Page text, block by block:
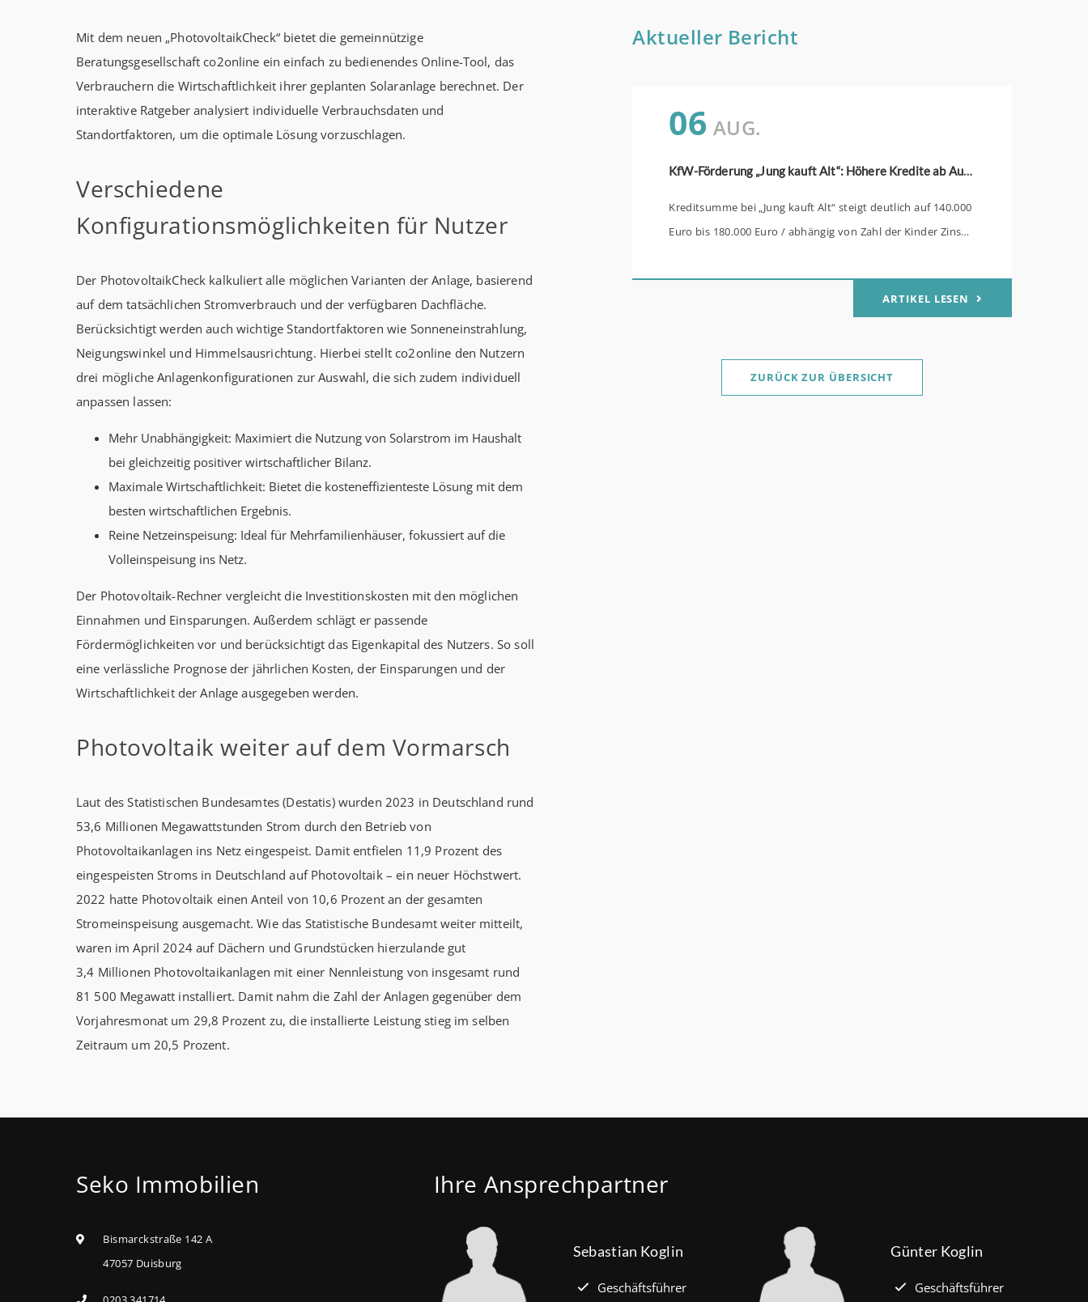
Mit dem neuen „PhotovoltaikCheck“ bietet die gemeinnützige
Beratungsgesellschaft co2online ein einfach zu bedienendes Online-Tool, das
Verbrauchern die Wirtschaftlichkeit ihrer geplanten Solaranlage berechnet. Der
interaktive Ratgeber analysiert individuelle Verbrauchsdaten und
Standortfaktoren, um die optimale Lösung vorzuschlagen.
Verschiedene
Konfigurationsmöglichkeiten für Nutzer
Der PhotovoltaikCheck kalkuliert alle möglichen Varianten der Anlage, basierend
auf dem tatsächlichen Stromverbrauch und der verfügbaren Dachfläche.
Berücksichtigt werden auch wichtige Standortfaktoren wie Sonneneinstrahlung,
Neigungswinkel und Himmelsausrichtung. Hierbei stellt co2online den Nutzern
drei mögliche Anlagenkonfigurationen zur Auswahl, die sich zudem individuell
anpassen lassen:
Mehr Unabhängigkeit: Maximiert die Nutzung von Solarstrom im Haushalt
bei gleichzeitig positiver wirtschaftlicher Bilanz.
Maximale Wirtschaftlichkeit: Bietet die kosteneffizienteste Lösung mit dem
besten wirtschaftlichen Ergebnis.
Reine Netzeinspeisung: Ideal für Mehrfamilienhäuser, fokussiert auf die
Volleinspeisung ins Netz.
Der Photovoltaik-Rechner vergleicht die Investitionskosten mit den möglichen
Einnahmen und Einsparungen. Außerdem schlägt er passende
Fördermöglichkeiten vor und berücksichtigt das Eigenkapital des Nutzers. So soll
eine verlässliche Prognose der jährlichen Kosten, der Einsparungen und der
Wirtschaftlichkeit der Anlage ausgegeben werden.
Photovoltaik weiter auf dem Vormarsch
Laut des Statistischen Bundesamtes (Destatis) wurden 2023 in Deutschland rund
53,6 Millionen Megawattstunden Strom durch den Betrieb von
Photovoltaikanlagen ins Netz eingespeist. Damit entfielen 11,9 Prozent des
eingespeisten Stroms in Deutschland auf Photovoltaik – ein neuer Höchstwert.
2022 hatte Photovoltaik einen Anteil von 10,6 Prozent an der gesamten
Stromeinspeisung ausgemacht. Wie das Statistische Bundesamt weiter mitteilt,
waren im April 2024 auf Dächern und Grundstücken hierzulande gut
3,4 Millionen Photovoltaikanlagen mit einer Nennleistung von insgesamt rund
81 500 Megawatt installiert. Damit nahm die Zahl der Anlagen gegenüber dem
Vorjahresmonat um 29,8 Prozent zu, die installierte Leistung stieg im selben
Zeitraum um 20,5 Prozent.
Aktueller Bericht
06 AUG.
KfW-Förderung „Jung kauft Alt“: Höhere Kredite ab August 2026
Kreditsumme bei „Jung kauft Alt“ steigt deutlich auf 140.000
Euro bis 180.000 Euro / abhängig von Zahl der Kinder Zinsen
0,53 Prozent effektiv bei 35 Jahren Laufzeit und 10 Jahren
Zinsbindung Antragstellende verpflichten sich zuARTIKEL LESEN
ZURÜCK ZUR ÜBERSICHT
Seko Immobilien
Bismarckstraße 142 A
47057 Duisburg
Ihre Ansprechpartner
Sebastian Koglin
Geschäftsführer
Günter Koglin
Geschäftsführer